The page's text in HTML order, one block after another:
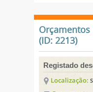
Orçamentos
(ID: 2213)
Registado
Localização: